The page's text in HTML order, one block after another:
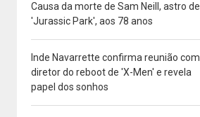
Causa da morte de Sam Neill, astro de
'Jurassic Park', aos 78 anos
Inde Navarrette confirma reunião com
diretor do reboot de 'X-Men' e revela
papel dos sonhos